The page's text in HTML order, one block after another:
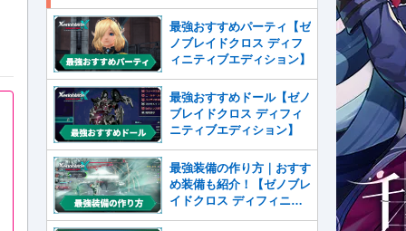
最強おすすめパーティ【ゼ
ノブレイドクロス ディフ
ィニティブエディション】
最強おすすめドール【ゼノ
ブレイドクロス ディフィ
ニティブエディション】
最強装備の作り方｜おすす
め装備も紹介！【ゼノブレ
イドクロス ディフィニテ
ィブエディション】